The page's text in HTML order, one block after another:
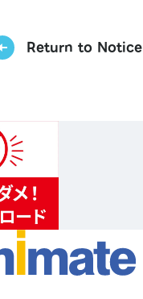
Return to Notice